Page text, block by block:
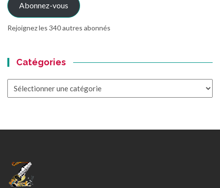
Abonnez-vous
Rejoignez les 340 autres abonnés
Catégories